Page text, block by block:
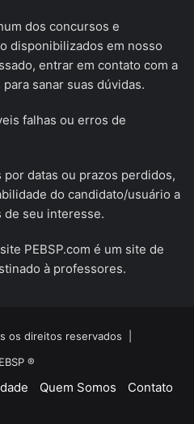
dos concursos e
disponibilizados em nosso
entrar em contato com a
sanar suas dúvidas.
falhas ou erros de
datas ou prazos perdidos,
do candidato/usuário a
de seu interesse.
PEBSP.com é um site de
à professores.
os direitos reservados |
®
Quem Somos Contato